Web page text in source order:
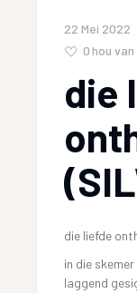
22 Mei 2022
0 hou van
die
die liefde
in die
laggend